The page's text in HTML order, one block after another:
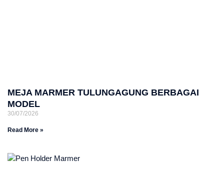
MEJA MARMER TULUNGAGUNG BERBAGAI
MODEL
30/07/2026
Read More »